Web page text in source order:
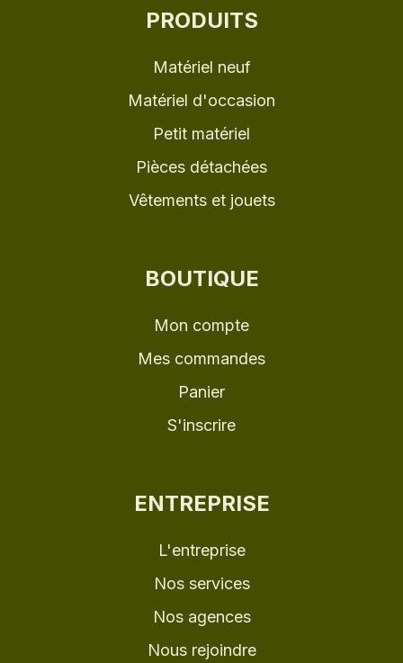
PRODUITS
Matériel neuf
Matériel d'occasion
Petit matériel
Pièces détachées
Vêtements et jouets
BOUTIQUE
Mon compte
Mes commandes
Panier
S'inscrire
ENTREPRISE
L'entreprise
Nos services
Nos agences
Nous rejoindre